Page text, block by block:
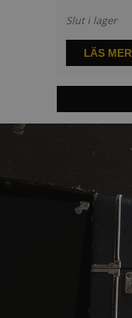
Slut i lager
LÄS MER